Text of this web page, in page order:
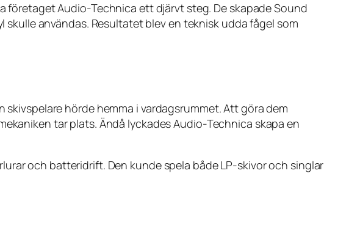
företaget Audio-Technica ett djärvt steg. De skapade Sound
användas. Resultatet blev en teknisk udda fågel som
hörde hemma i vardagsrummet. Att göra dem
tar plats. Ändå lyckades Audio-Technica skapa en
och batteridrift. Den kunde spela både LP-skivor och singlar